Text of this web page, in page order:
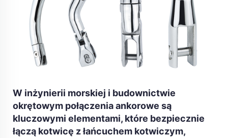
W inżynierii morskiej i budownictwie
okrętowym połączenia ankorowe są
kluczowymi elementami, które bezpiecznie
łączą kotwicę z łańcuchem kotwiczym,